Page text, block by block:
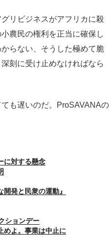
リビジネスがアフリカに殺
農民の権利を正当に確保し
らない、そうした極めて脆
刻に受け止めなければなら
も遅いのだ。ProSAVANAの
に対する懸念
発と民衆の運動』
ションデー
めよ。事業は中止に